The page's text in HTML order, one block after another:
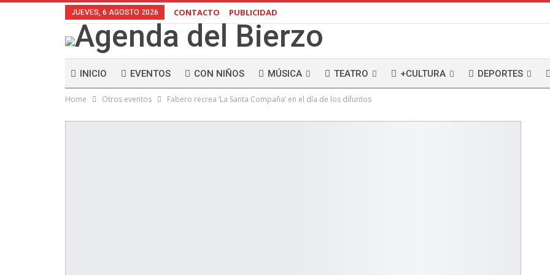
JUEVES, 6 AGOSTO 2026 CONTACTO PUBLICIDAD
INICIO EVENTOS CON NIÑOS MÚSICA TEATRO +CULTURA DEPORTES
Home Otros eventos Fabero recrea ‘La Santa Compaña’ en el día de los difuntos